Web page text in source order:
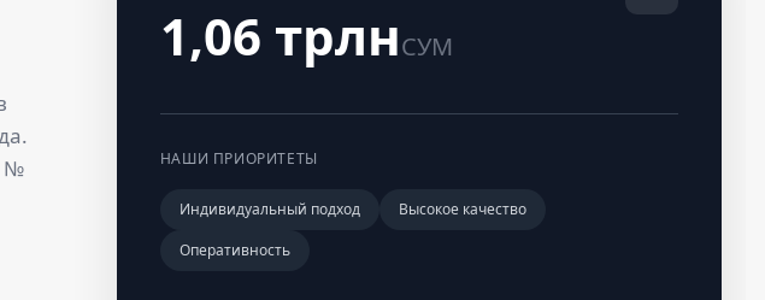
№
1,06 трлнСУМ
НАШИ ПРИОРИТЕТЫ
Индивидуальный подход
Высокое качество
Оперативность